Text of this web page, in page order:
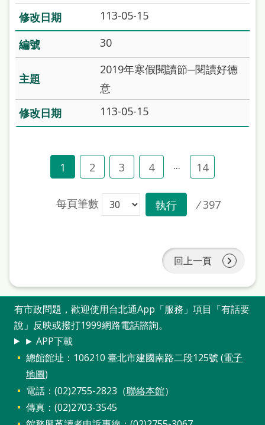
113-05-15
30
2019年寒假閱讀節─閱讀好德
意
113-05-15
1 2 3 4 ... 14
每頁筆數 執行 / 397
回上一頁
有市政問題，歡迎使用台北通App「服務」項目「有話要
說」反映或撥打1999網路電話諮詢。
► APP下載
總館館址：106210 臺北市建國南路二段125號 (電子
地圖)
電話：(02)2755-2823（聯絡本館）
傳真：(02)2703-3545